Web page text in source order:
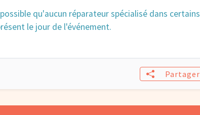
qu'aucun réparateur spécialisé dans certains
le jour de l'événement.
Partager